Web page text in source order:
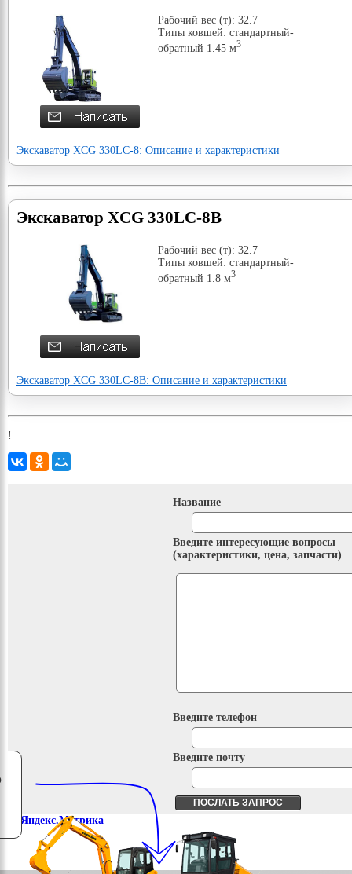
Рабочий вес (т): 32.7
Типы ковшей: стандартный-
обратный 1.45 м3
Экскаватор XCG 330LC-8: Описание и характеристики
Экскаватор XCG 330LC-8B
Рабочий вес (т): 32.7
Типы ковшей: стандартный-
обратный 1.8 м3
Экскаватор XCG 330LC-8B: Описание и характеристики
!
Название
Введите интересующие вопросы
(характеристики, цена, запчасти)
Введите телефон
Введите почту